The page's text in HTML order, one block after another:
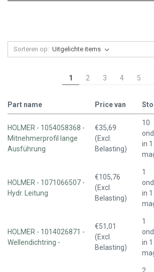
Sorteren op:
1 2 3 4 5
Part name Price van
HOLMER - 1054058368 -
Mitnehmerprofil lange
Ausführung
€35,69
(Excl.
Belasting)
10
in 1
HOLMER - 1071066507 -
Hydr. Leitung
€105,76
(Excl.
Belasting)
1
in 1
HOLMER - 1014026871 -
Wellendichtring -
€51,01
(Excl.
Belasting)
1
in 1